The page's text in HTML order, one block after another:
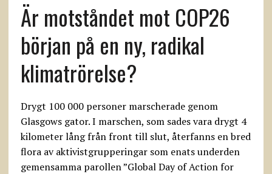
Är motståndet mot COP26
början på en ny, radikal
klimatrörelse?
Drygt 100 000 personer marscherade genom
Glasgows gator. I marschen, som sades vara drygt 4
kilometer lång från front till slut, återfanns en bred
flora av aktivistgrupperingar som enats underden
gemensamma parollen ”Global Day of Action for